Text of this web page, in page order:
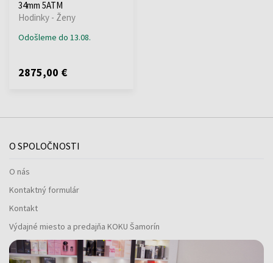
34mm 5ATM
Hodinky - Ženy
Odošleme do 13.08.
2875,00 €
O SPOLOČNOSTI
O nás
Kontaktný formulár
Kontakt
Výdajné miesto a predajňa KOKU Šamorín